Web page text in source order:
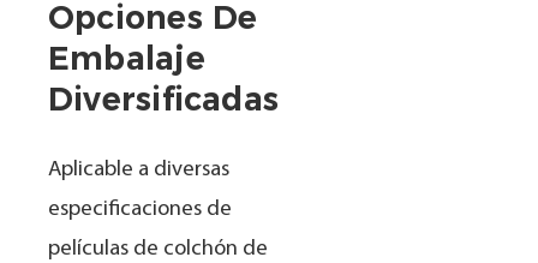
Opciones De
Embalaje
Diversificadas
Aplicable a diversas
especificaciones de
películas de colchón de